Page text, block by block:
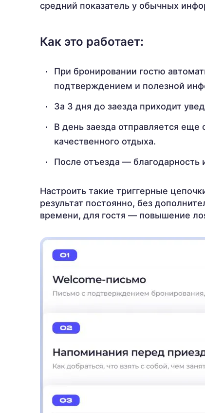
средний показатель у обычных
Как это работает:
При бронировании гостю
подтверждением и полезной
За 3 дня до заезда приходит
В день заезда отправляется
качественного отдыха.
После отъезда — благодарность
Настроить такие триггерные
результат постоянно, без
времени, для гостя — повышение